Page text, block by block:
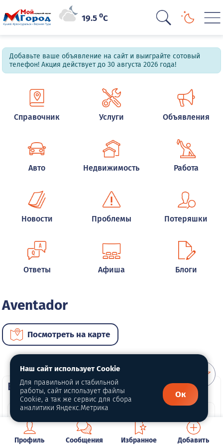
19.5oC
Добавьте ваше объявление на сайт и выиграйте сотовый
телефон! Акция действует до 30 августа 2026 года!
Справочник Услуги Объявления
Авто Недвижимость Работа
Новости Проблемы Потеряшки
Ответы Афиша Блоги
Aventador
Посмотреть на карте
ВИП автомобили
Профиль Сообщения Избранное Добавить
Наш сайт использует Cookie
Для правильной и стабильной
работы, сайт использует файлы
Cookie, а так же сервис для сбора
аналитики Яндекс.Метрика
Ок